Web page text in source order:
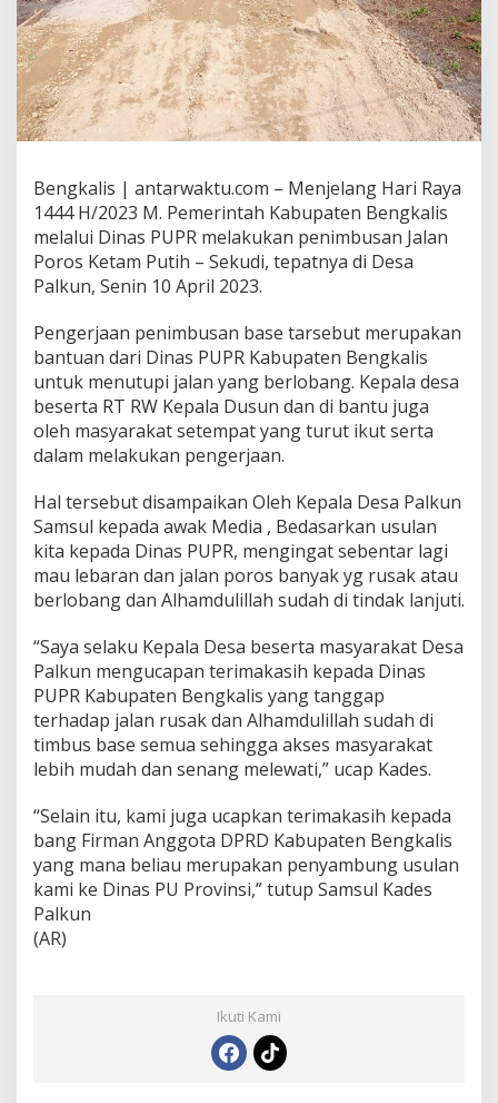
Bengkalis | antarwaktu.com – Menjelang Hari Raya
1444 H/2023 M. Pemerintah Kabupaten Bengkalis
melalui Dinas PUPR melakukan penimbusan Jalan
Poros Ketam Putih – Sekudi, tepatnya di Desa
Palkun, Senin 10 April 2023.
Pengerjaan penimbusan base tarsebut merupakan
bantuan dari Dinas PUPR Kabupaten Bengkalis
untuk menutupi jalan yang berlobang. Kepala desa
beserta RT RW Kepala Dusun dan di bantu juga
oleh masyarakat setempat yang turut ikut serta
dalam melakukan pengerjaan.
Hal tersebut disampaikan Oleh Kepala Desa Palkun
Samsul kepada awak Media , Bedasarkan usulan
kita kepada Dinas PUPR, mengingat sebentar lagi
mau lebaran dan jalan poros banyak yg rusak atau
berlobang dan Alhamdulillah sudah di tindak lanjuti.
“Saya selaku Kepala Desa beserta masyarakat Desa
Palkun mengucapan terimakasih kepada Dinas
PUPR Kabupaten Bengkalis yang tanggap
terhadap jalan rusak dan Alhamdulillah sudah di
timbus base semua sehingga akses masyarakat
lebih mudah dan senang melewati,” ucap Kades.
“Selain itu, kami juga ucapkan terimakasih kepada
bang Firman Anggota DPRD Kabupaten Bengkalis
yang mana beliau merupakan penyambung usulan
kami ke Dinas PU Provinsi,” tutup Samsul Kades
Palkun
(AR)
Ikuti Kami